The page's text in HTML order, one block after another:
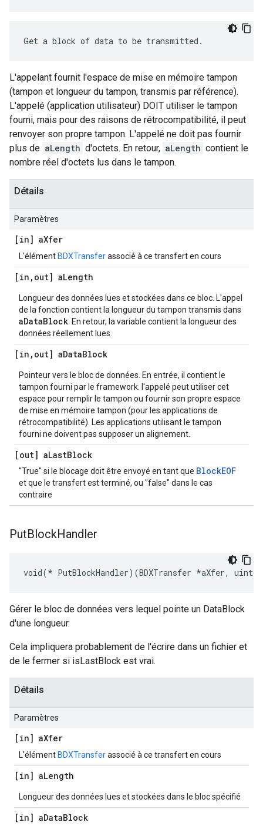
Get a block of data to be transmitted.
L'appelant fournit l'espace de mise en mémoire tampon
(tampon et longueur du tampon, transmis par référence).
L'appelé (application utilisateur) DOIT utiliser le tampon
fourni, mais pour des raisons de rétrocompatibilité, il peut
renvoyer son propre tampon. L'appelé ne doit pas fournir
plus de aLength d'octets. En retour, aLength contient le
nombre réel d'octets lus dans le tampon.
Détails
Paramètres
[in] aXfer
L'élément BDXTransferassocié à ce transfert en cours
[in , out] aLength
Longueur des données lues et stockées dans ce bloc. L'appel
de la fonction contient la longueur du tampon transmis dans
aDataBlock . En retour, la variable contient la longueur des
données réellement lues.
[in , out] aDataBlock
Pointeur vers le bloc de données. En entrée, il contient le
tampon fourni par le framework. l'appelé peut utiliser cet
espace pour remplir le tampon ou fournir son propre espace
de mise en mémoire tampon (pour les applications de
rétrocompatibilité). Les applications utilisant le tampon
fourni ne doivent pas supposer un alignement.
[out] aLastBlock
"True" si le blocage doit être envoyé en tant que BlockEOF
et que le transfert est terminé, ou "false" dans le cas
contraire
PutBlockHandler
void(* PutBlockHandler)(BDXTransfer *aXfer,
Gérer le bloc de données vers lequel pointe un DataBlock
d'une longueur.
Cela impliquera probablement de l'écrire dans un fichier et
de le fermer si isLastBlock est vrai.
Détails
Paramètres
[in] aXfer
L'élément BDXTransferassocié à ce transfert en cours
[in] aLength
Longueur des données lues et stockées dans le bloc spécifié
[in] aDataBlock